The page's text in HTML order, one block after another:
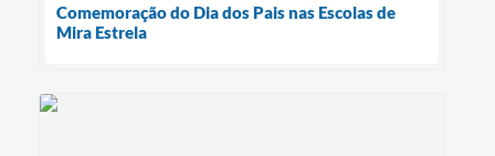
Comemoração do Dia dos Pais nas Escolas de
Mira Estrela